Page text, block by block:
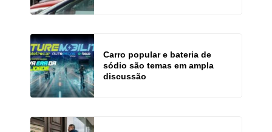
Carro popular e bateria de
sódio são temas em ampla
discussão